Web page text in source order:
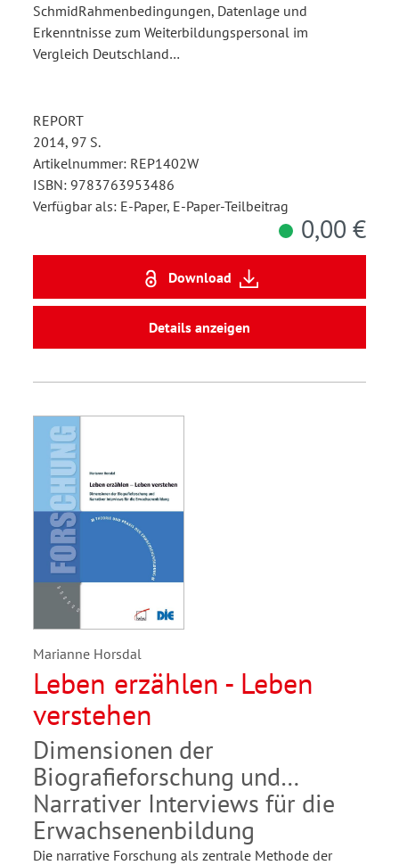
SchmidRahmenbedingungen, Datenlage und
Erkenntnisse zum Weiterbildungspersonal im
Vergleich Deutschland…
REPORT
2014, 97 S.
Artikelnummer: REP1402W
ISBN: 9783763953486
Verfügbar als: E-Paper, E-Paper-Teilbeitrag
0,00 €
Download
Details anzeigen
Marianne Horsdal
Leben erzählen - Leben
verstehen
Dimensionen der
Biografieforschung und
Narrativer Interviews für die
Erwachsenenbildung
Die narrative Forschung als zentrale Methode der